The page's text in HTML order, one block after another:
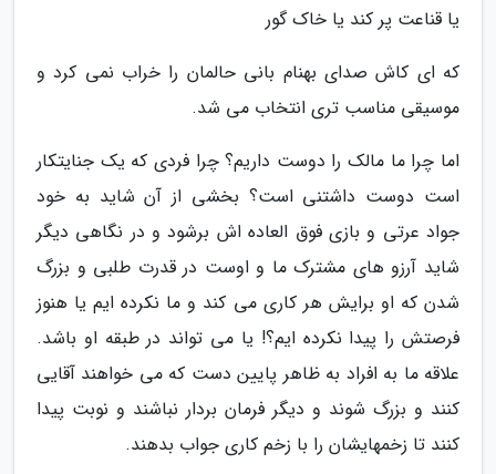
یا قناعت پر کند یا خاک گور
که ای کاش صدای بهنام بانی حالمان را خراب نمی کرد و
موسیقی مناسب تری انتخاب می شد.
اما چرا ما مالک را دوست داریم؟ چرا فردی که یک جنایتکار
است دوست داشتنی است؟ بخشی از آن شاید به خود
جواد عرتی و بازی فوق العاده اش برشود و در نگاهی دیگر
شاید آرزو های مشترک ما و اوست در قدرت طلبی و بزرگ
شدن که او برایش هر کاری می کند و ما نکرده ایم یا هنوز
فرصتش را پیدا نکرده ایم؟! یا می تواند در طبقه او باشد.
علاقه ما به افراد به ظاهر پایین دست که می خواهند آقایی
کنند و بزرگ شوند و دیگر فرمان بردار نباشند و نوبت پیدا
کنند تا زخمهایشان را با زخم کاری جواب بدهند.